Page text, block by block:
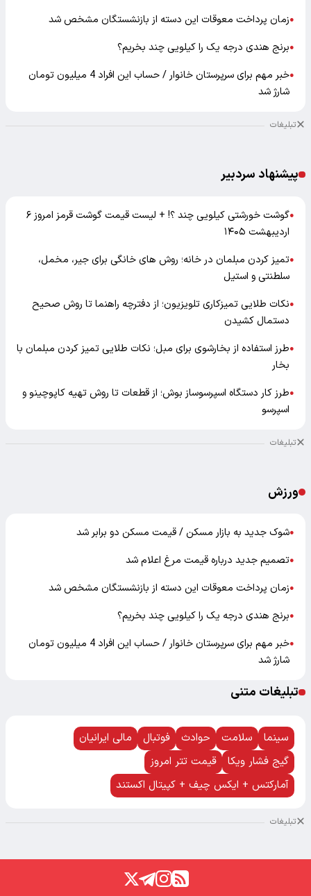
●زمان پرداخت معوقات این دسته از بازنشستگان مشخص شد
●برنج هندی درجه یک را کیلویی چند بخریم؟
●
خبر مهم برای سرپرستان خانوار / حساب این افراد 4 میلیون تومان
شارژ شد
تبلیغات
پیشنهاد سردبیر
●
گوشت خورشتی کیلویی چند ؟! + لیست قیمت گوشت قرمز امروز ۶
اردیبهشت ۱۴۰۵
●تمیز کردن مبلمان در خانه؛ روش های خانگی برای جیر، مخمل،
سلطنتی و استیل
●نکات طلایی تمیزکاری تلویزیون؛ از دفترچه راهنما تا روش صحیح
دستمال کشیدن
●طرز استفاده از بخارشوی برای مبل؛ نکات طلایی تمیز کردن مبلمان با
بخار
●طرز کار دستگاه اسپرسوساز بوش؛ از قطعات تا روش تهیه کاپوچینو و
اسپرسو
تبلیغات
ورزش
●شوک جدید به بازار مسکن / قیمت مسکن دو برابر شد
●تصمیم جدید درباره قیمت مرغ اعلام شد
●زمان پرداخت معوقات این دسته از بازنشستگان مشخص شد
●برنج هندی درجه یک را کیلویی چند بخریم؟
●
خبر مهم برای سرپرستان خانوار / حساب این افراد 4 میلیون تومان
شارژ شد
تبلیغات متنی
سینما سلامت حوادث فوتبال
مالی ایرانیان
گیج فشار ویکا
قیمت تتر امروز
آمارکتس + ایکس چیف + کپیتال اکستند
تبلیغات